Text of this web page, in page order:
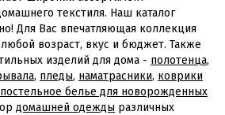
текстиля. Наш каталог
Для Вас впечатляющая коллекция
возраст, вкус и бюджет. Также
изделий для дома - полотенца,
, пледы, наматрасники, коврики
постельное белье для новорожденных
домашней одежды различных